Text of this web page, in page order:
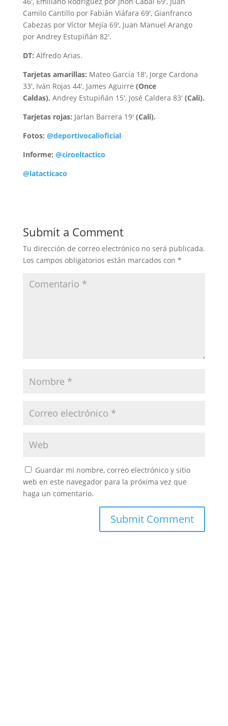
Camilo Cantillo por Fabián Viáfara 69′, Gianfranco
Cabezas por Víctor Mejía 69′, Juan Manuel Arango
por Andrey Estupiñán 82′.
DT: Alfredo Arias.
Tarjetas amarillas: Mateo García 18′, Jorge Cardona
33′, Iván Rojas 44′, James Aguirre (Once
Caldas). Andrey Estupiñán 15′, José Caldera 83′ (Cali).
Tarjetas rojas: Jarlan Barrera 19′ (Cali).
Fotos: @deportivocalioficial
Informe: @ciroeltactico
@latacticaco
Submit a Comment
Tu dirección de correo electrónico no será publicada.
Los campos obligatorios están marcados con *
Guardar mi nombre, correo electrónico y sitio
web en este navegador para la próxima vez que
haga un comentario.